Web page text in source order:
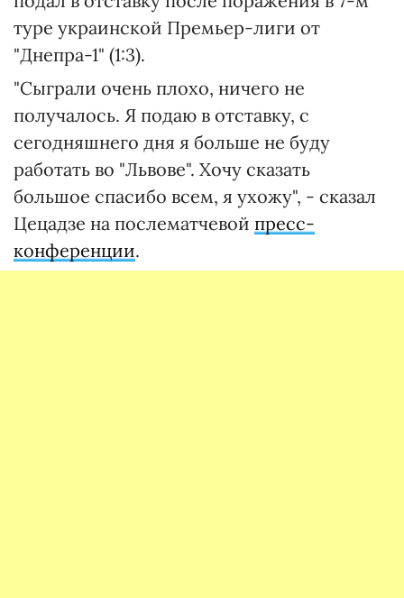
туре украинской Премьер-лиги от
"Днепра-1" (1:3).
"Сыграли очень плохо, ничего не
получалось. Я подаю в отставку, с
сегодняшнего дня я больше не буду
работать во "Львове". Хочу сказать
большое спасибо всем, я ухожу", - сказал
Цецадзе на послематчевой пресс-
конференции.